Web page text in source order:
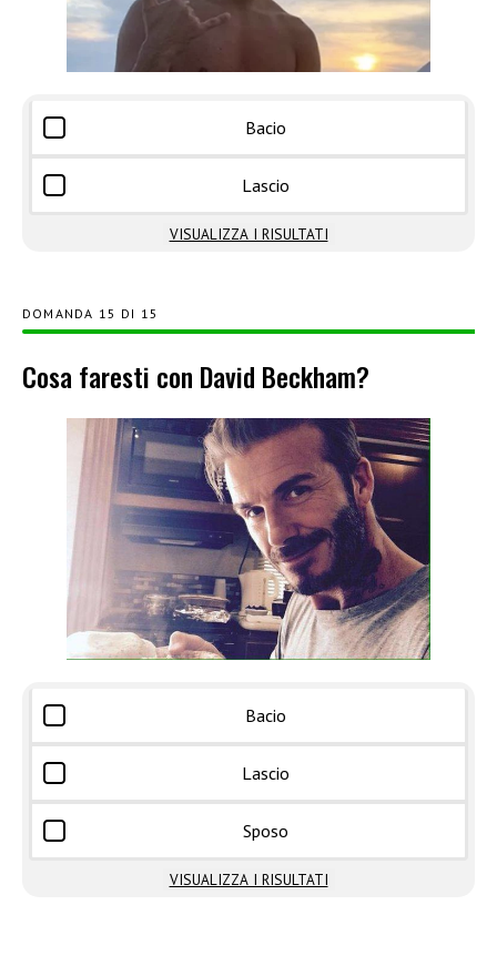
Bacio
Lascio
VISUALIZZA I RISULTATI
DOMANDA DI 15
Cosa faresti con David Beckham?
Bacio
Lascio
Sposo
VISUALIZZA I RISULTATI